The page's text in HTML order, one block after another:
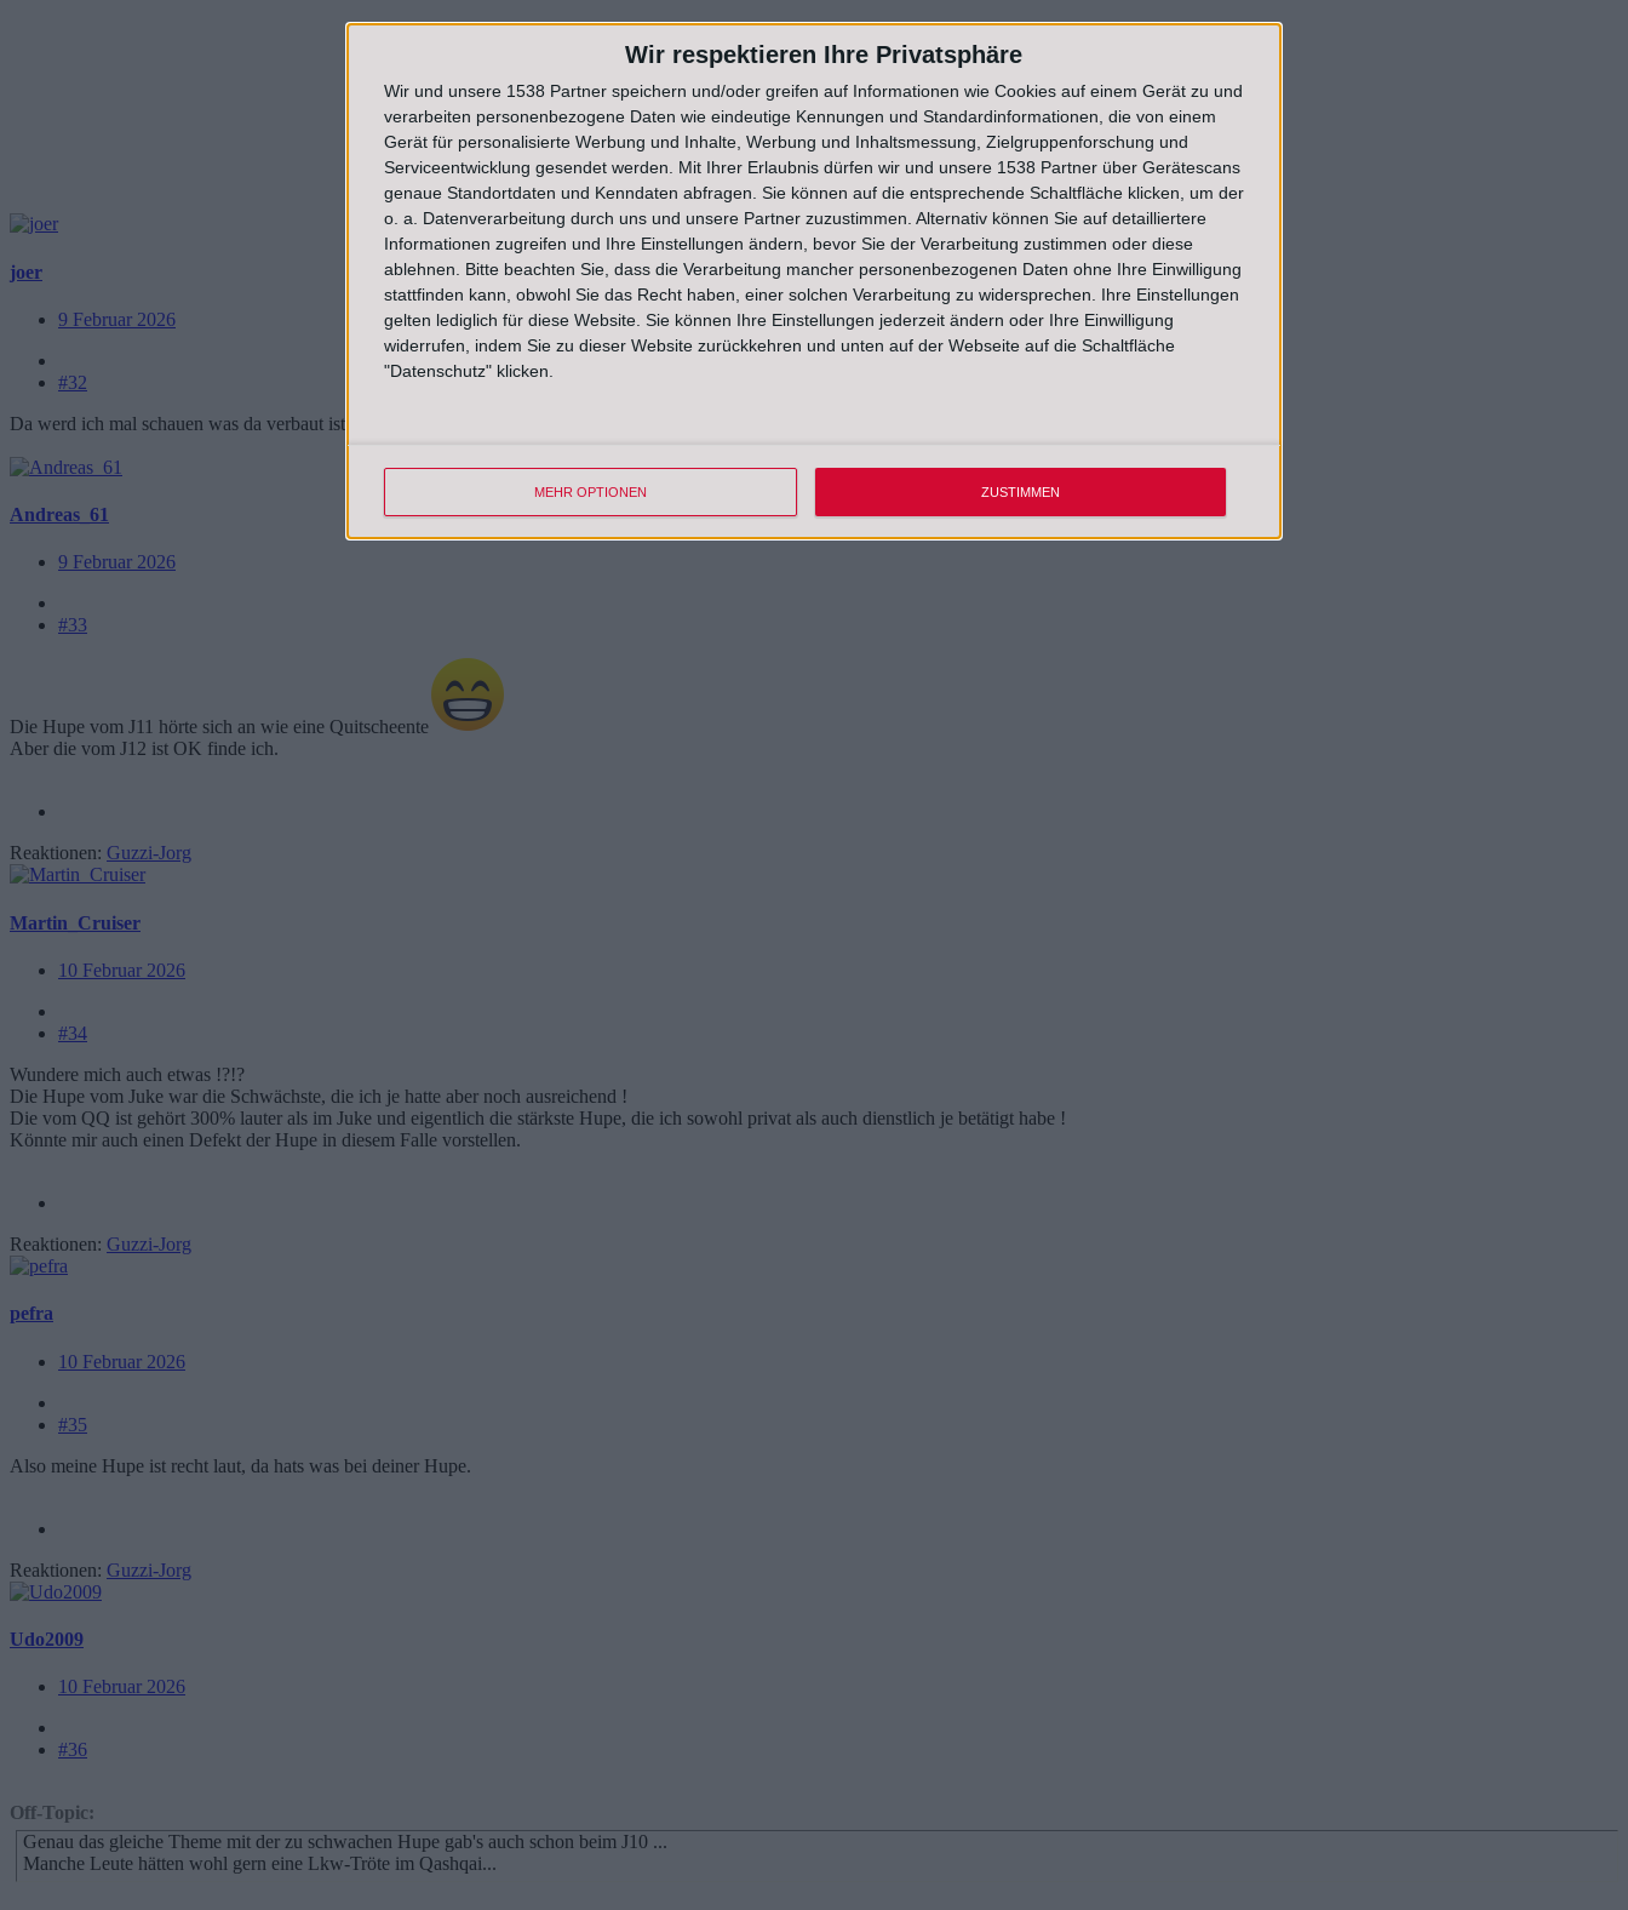
Wir respektieren Ihre Privatsphäre
Wir und unsere 1538 Partner speichern und/oder greifen auf Informationen wie Cookies auf einem Gerät zu und
verarbeiten personenbezogene Daten wie eindeutige Kennungen und Standardinformationen, die von einem
Gerät für personalisierte Werbung und Inhalte, Werbung und Inhaltsmessung, Zielgruppenforschung und
Serviceentwicklung gesendet werden.
Mit Ihrer Erlaubnis dürfen wir und unsere 1538 Partner über Gerätescans
genaue Standortdaten und Kenndaten abfragen. Sie können auf die entsprechende Schaltfläche klicken, um der
o. a. Datenverarbeitung durch uns und unsere Partner zuzustimmen. Alternativ können Sie auf detailliertere
Informationen zugreifen und Ihre Einstellungen ändern, bevor Sie der Verarbeitung zustimmen oder diese
ablehnen.
Bitte beachten Sie, dass die Verarbeitung mancher personenbezogenen Daten ohne Ihre Einwilligung
stattfinden kann, obwohl Sie das Recht haben, einer solchen Verarbeitung zu widersprechen. Ihre Einstellungen
gelten lediglich für diese Website. Sie können Ihre Einstellungen jederzeit ändern oder Ihre Einwilligung
widerrufen, indem Sie zu dieser Website zurückkehren und unten auf der Webseite auf die Schaltfläche
"Datenschutz" klicken.
MEHR OPTIONEN ZUSTIMMEN
joer
9 Februar 2026
#32
Da werd ich mal schauen was da verbaut ist.
Andreas_61
9 Februar 2026
#33
Die Hupe vom J11 hörte sich an wie eine Quitscheente
Aber die vom J12 ist OK finde ich.
Reaktionen: Guzzi-Jorg
Martin_Cruiser
10 Februar 2026
#34
Wundere mich auch etwas !?!?
Die Hupe vom Juke war die Schwächste, die ich je hatte aber noch ausreichend !
Die vom QQ ist gehört 300% lauter als im Juke und eigentlich die stärkste Hupe, die ich sowohl privat als auch dienstlich je betätigt habe !
Könnte mir auch einen Defekt der Hupe in diesem Falle vorstellen.
Reaktionen: Guzzi-Jorg
pefra
10 Februar 2026
#35
Also meine Hupe ist recht laut, da hats was bei deiner Hupe.
Reaktionen: Guzzi-Jorg
Udo2009
10 Februar 2026
#36
Off-Topic:
Genau das gleiche Theme mit der zu schwachen Hupe gab's auch schon beim J10 ...
Manche Leute hätten wohl gern eine Lkw-Tröte im Qashqai...